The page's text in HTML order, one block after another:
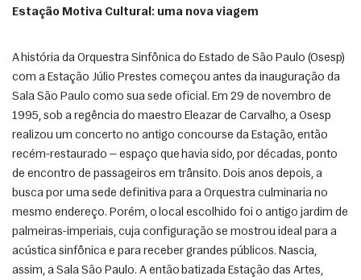
Estação Motiva Cultural: uma nova viagem
A história da Orquestra Sinfônica do Estado de São Paulo (Osesp)
com a Estação Júlio Prestes começou antes da inauguração da
Sala São Paulo como sua sede oficial. Em 29 de novembro de
1995, sob a regência do maestro Eleazar de Carvalho, a Osesp
realizou um concerto no antigo concourse da Estação, então
recém-restaurado — espaço que havia sido, por décadas, ponto
de encontro de passageiros em trânsito. Dois anos depois, a
busca por uma sede definitiva para a Orquestra culminaria no
mesmo endereço. Porém, o local escolhido foi o antigo jardim de
palmeiras-imperiais, cuja configuração se mostrou ideal para a
acústica sinfônica e para receber grandes públicos. Nascia,
assim, a Sala São Paulo. A então batizada Estação das Artes,